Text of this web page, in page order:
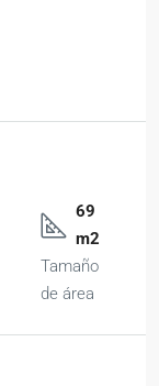
69
m2
Tamaño
de área